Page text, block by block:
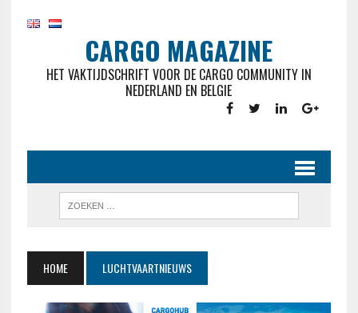
CARGO MAGAZINE
HET VAKTIJDSCHRIFT VOOR DE CARGO COMMUNITY IN
NEDERLAND EN BELGIE
HOME LUCHTVAARTNIEUWS